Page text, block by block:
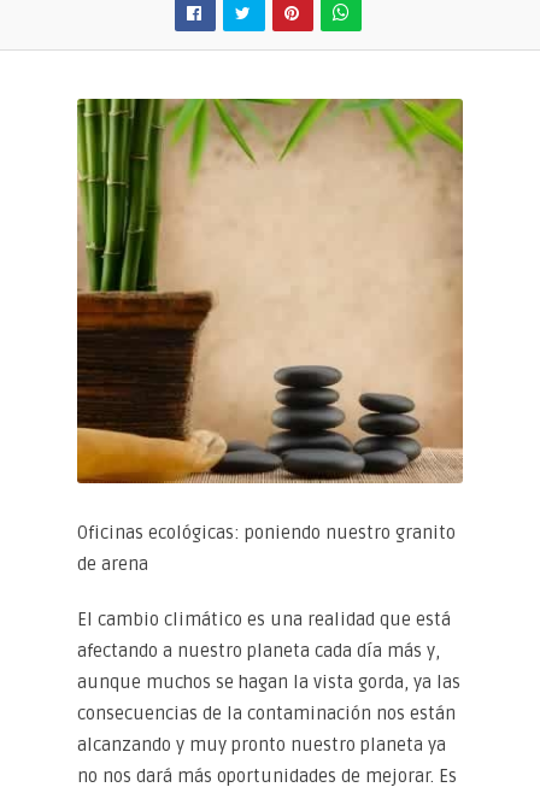
Oficinas ecológicas: poniendo nuestro granito
de arena
El cambio climático es una realidad que está
afectando a nuestro planeta cada día más y,
aunque muchos se hagan la vista gorda, ya las
consecuencias de la contaminación nos están
alcanzando y muy pronto nuestro planeta ya
no nos dará más oportunidades de mejorar. Es